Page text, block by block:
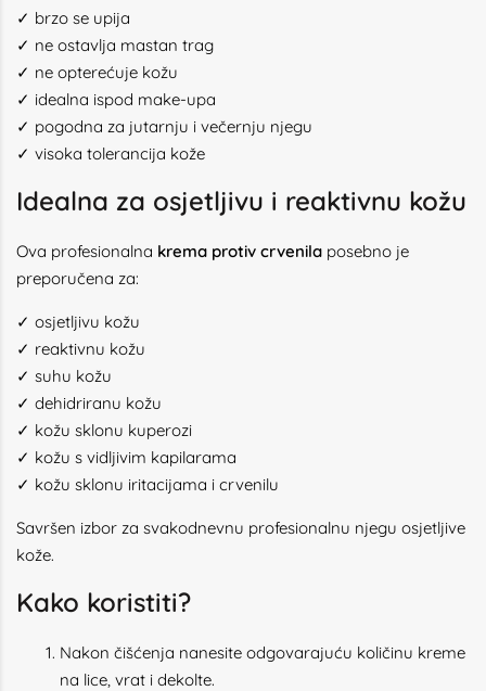
✓ brzo se upija
✓ ne ostavlja mastan trag
✓ ne opterećuje kožu
✓ idealna ispod make-upa
✓ pogodna za jutarnju i večernju njegu
✓ visoka tolerancija kože
Idealna za osjetljivu i reaktivnu kožu
Ova profesionalna krema protiv crvenila posebno je
preporučena za:
✓ osjetljivu kožu
✓ reaktivnu kožu
✓ suhu kožu
✓ dehidriranu kožu
✓ kožu sklonu kuperozi
✓ kožu s vidljivim kapilarama
✓ kožu sklonu iritacijama i crvenilu
Savršen izbor za svakodnevnu profesionalnu njegu osjetljive
kože.
Kako koristiti?
Nakon čišćenja nanesite odgovarajuću količinu kreme
na lice, vrat i dekolte.